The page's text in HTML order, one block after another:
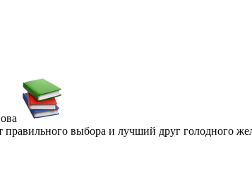
правильного выбора и лучший друг голодного